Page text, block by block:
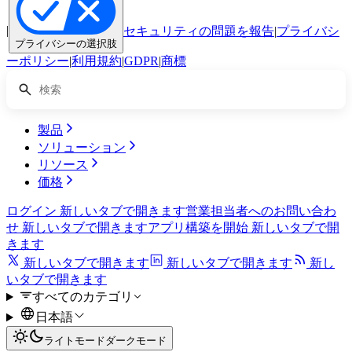
|
プライバシーの選択肢
セキュリティの問題を報告|プライバシ
ーポリシー|利用規約|GDPR|商標
製品
ソリューション
リソース
価格
ログイン 新しいタブで開きます営業担当者へのお問い合わ
せ 新しいタブで開きますアプリ構築を開始 新しいタブで開
きます
新しいタブで開きます
新しいタブで開きます
新し
いタブで開きます
すべてのカテゴリ
日本語
ライトモードダークモード